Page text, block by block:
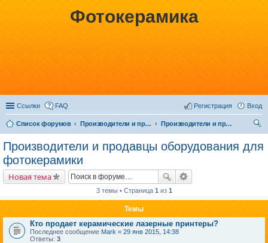
Фотокерамика
Ссылки FAQ Вход
Регистрация
Список форумов Производители и продавцы
Производители и продавцы оборудования для фотокерамики
ск
Производители и продавцы оборудования для
фотокерамики
Новая тема
3 темы • Страница 1 из 1
Темы
Кто продает керамические лазерные принтеры?
Последнее сообщение Mark « 29 янв 2015, 14:38
Ответы: 3